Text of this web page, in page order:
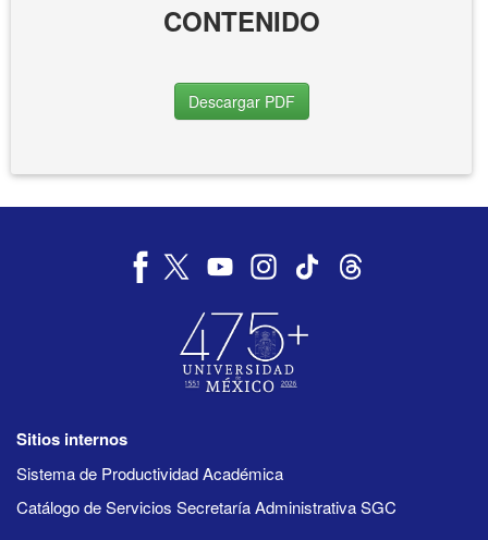
CONTENIDO
Descargar PDF
Sitios internos
Sistema de Productividad Académica
Catálogo de Servicios Secretaría Administrativa SGC